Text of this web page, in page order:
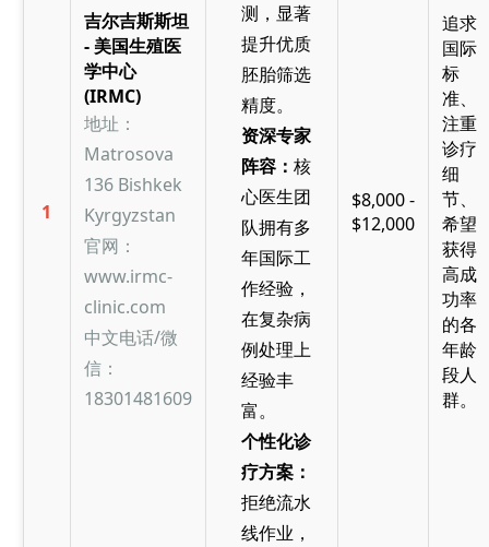
1
吉尔吉斯斯坦
- 美国生殖医
学中心
(IRMC)
地址：
Matrosova
136 Bishkek
Kyrgyzstan
官网：
www.irmc-
clinic.com
中文电话/微
信：
18301481609
测，显著
提升优质
胚胎筛选
精度。
资深专家
阵容： 核
心医生团
队拥有多
年国际工
作经验，
在复杂病
例处理上
经验丰
富。
个性化诊
疗方案：
拒绝流水
线作业，
$8,000 -
$12,000
追求
国际
标
准、
注重
诊疗
细
节、
希望
获得
高成
功率
的各
年龄
段人
群。